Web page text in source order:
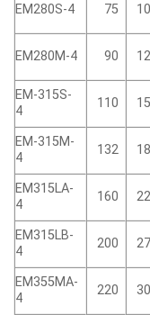
EM280S-4 75
EM280M-4 90
EM-315S-
4
110
EM-315M-
4
132
EM315LA-
4
160
EM315LB-
4
200
EM355MA-
4
220